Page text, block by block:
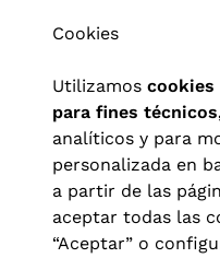
Cookies
Utilizamos cookies
para fines
analíticos y para
personalizada en
a partir de las
aceptar todas las
“Aceptar” o